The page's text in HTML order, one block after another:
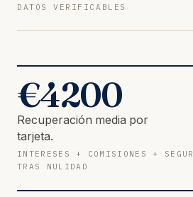
DATOS VERIFICABLES
€4200
Recuperación media por
tarjeta.
INTERESES + COMISIONES +
TRAS NULIDAD